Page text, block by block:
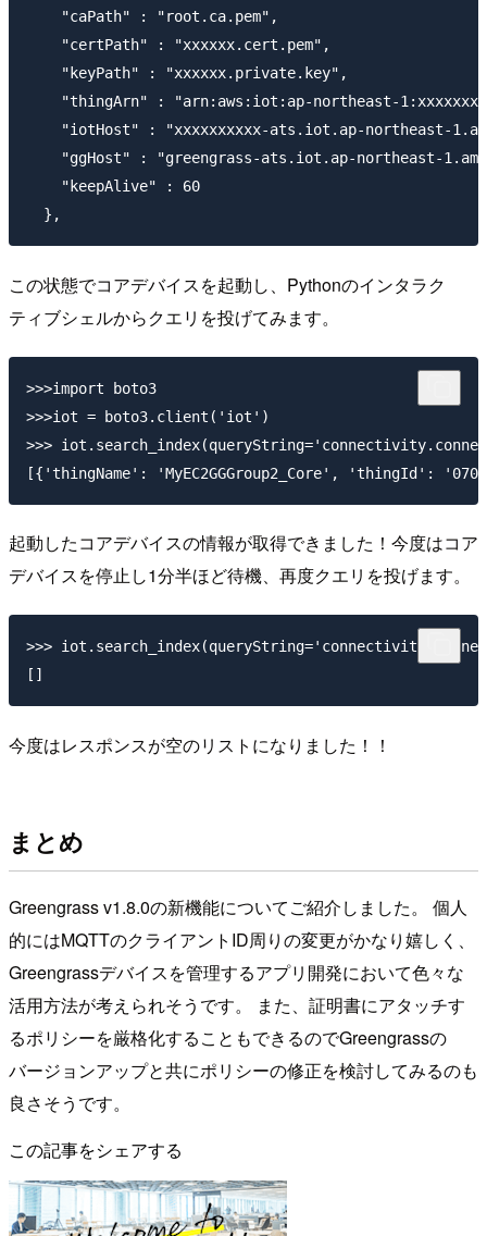
    "caPath" : "root.ca.pem",
    "certPath" : "xxxxxx.cert.pem",
    "keyPath" : "xxxxxx.private.key",
"thingArn" : "arn:aws:iot:ap-northeast-
"iotHost" : "xxxxxxxxxx-ats.iot.ap-northeast-
"ggHost" : "greengrass-ats.iot.ap-northeast-
    "keepAlive" : 60
この状態でコアデバイスを起動し、Pythonのインタラク
ティブシェルからクエリを投げてみます。
>>>import boto3
>>>iot = boto3.client('iot')
>>>
起動したコアデバイスの情報が取得できました！今度はコア
デバイスを停止し1分半ほど待機、再度クエリを投げます。
>>>
今度はレスポンスが空のリストになりました！！
まとめ
Greengrass v1.8.0の新機能についてご紹介しました。 個人
的にはMQTTのクライアントID周りの変更がかなり嬉しく、
Greengrassデバイスを管理するアプリ開発において色々な
活用方法が考えられそうです。 また、証明書にアタッチす
るポリシーを厳格化することもできるのでGreengrassの
バージョンアップと共にポリシーの修正を検討してみるのも
良さそうです。
この記事をシェアする